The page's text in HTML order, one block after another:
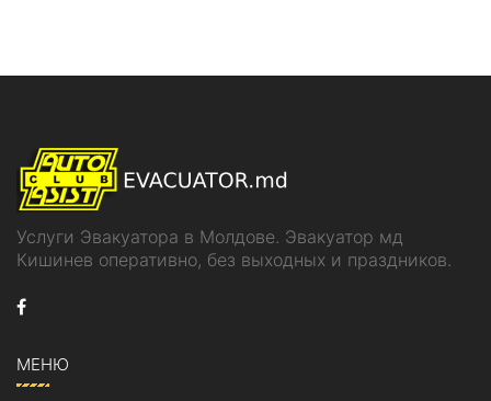
Услуги Эвакуатора в Молдове. Эвакуатор мд
Кишинев оперативно, без выходных и праздников.
МЕНЮ